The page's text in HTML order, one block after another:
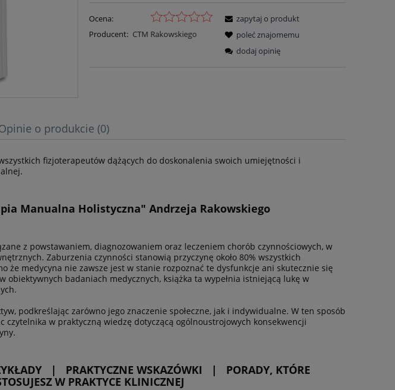
Ocena:
Producent: CTM Rakowskiego
zapytaj o produkt
poleć znajomemu
dodaj opinię
o produkcie (0)
fizjoterapeutów dążących do doskonalenia swoich umiejętności i
Manualna Holistyczna" Andrzeja Rakowskiego
z powstawaniem, diagnozowaniem oraz leczeniem chorób czynnościowych, w
Zaburzenia czynności stanowią przyczynę około 80% wszystkich
że medycyna nie zawsze jest w stanie rozpoznać te dysfunkcje ani skutecznie się
obiektywnych badaniach medycznych, książka ta wypełnia istniejącą lukę w
podkreślając zarówno jego znaczenie społeczne, jak i indywidualne. W ten sposób
czytelnika w praktyczną wiedzę dotyczącą ogólnoustrojowych konsekwencji
| PRAKTYCZNE WSKAZÓWKI | PORADY, KTÓRE
W PRAKTYCE KLINICZNEJ